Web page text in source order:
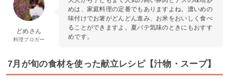
どめさん
料理ブロガー
めは、家庭料理の定番でもありますよね。濃いめの
味付けでお箸がどんどん進み、お米をおいしく食べ
ることができますよ。夏バテ気味のときにもおすす
めです。
7月が旬の食材を使った献立レシピ【汁物・スープ】